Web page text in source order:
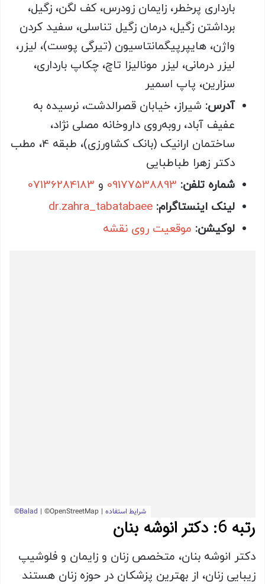
بارداری پرخطر، زایمان زودرس، کف لگن، زگیل،
برداشتن زگیل، درمان زگیل تناسلی، سفید کردن
واژن، هایپرپیگمانتاسیون (تیرگی پوست)، لیزر،
لیزر درمانی، لیزر مونالیزا تاچ، چکاپ بارداری،
سزارین، پاپ اسمیر
آدرس: شیراز، خیابان قصرالدشت، نرسیده به
عفیف آباد، روبه‌روی داروخانه مصلی نژاد،
ساختمان ارانیک (بانک کشاورزی)، طبقه 4، مطب
دکتر زهرا طباطبایی
شماره تلفن: 09177538893 و
لینک اینستاگرام: dr.zahra_tabatabaee
لوکیشن: موقعیت روی نقشه
رتبه 6: دکتر انوشه بنان
دکتر انوشه بنان، متخصص زنان و زایمان و فلوشیپ
زیبایی زنان، از بهترین پزشکان در حوزه زنان هستند